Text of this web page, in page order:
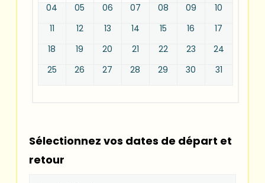
04
05 06 07 08 09
10
11
12 13 14 15 16
17
18
19 20 21 22 23
24
25
26 27 28 29 30 31
Sélectionnez vos dates de départ et
retour